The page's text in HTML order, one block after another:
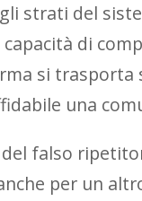
strati del
di
si trasporta
una
del falso
per un